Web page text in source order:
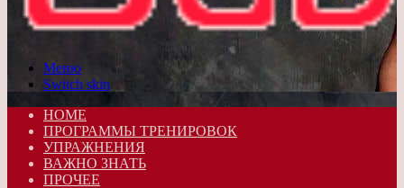
Меню
Switch skin
HOME
ПРОГРАММЫ ТРЕНИРОВОК
УПРАЖНЕНИЯ
ВАЖНО ЗНАТЬ
ПРОЧЕЕ